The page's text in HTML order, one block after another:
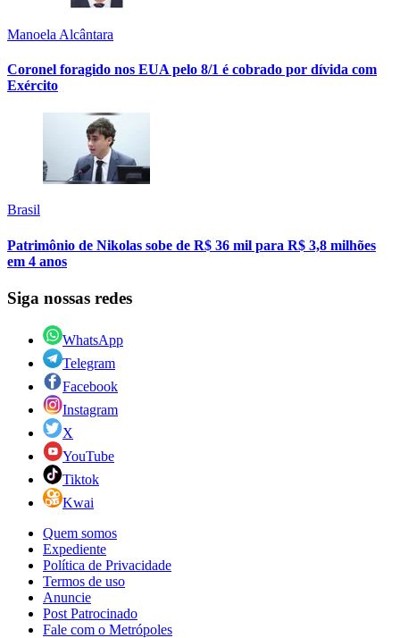
Manoela Alcântara
Coronel foragido nos EUA pelo 8/1 é cobrado por dívida com
Exército
Brasil
Patrimônio de Nikolas sobe de R$ 36 mil para R$ 3,8 milhões
em 4 anos
Siga nossas redes
WhatsApp
Telegram
Facebook
Instagram
X
YouTube
Tiktok
Kwai
Quem somos
Expediente
Política de Privacidade
Termos de uso
Anuncie
Post Patrocinado
Fale com o Metrópoles